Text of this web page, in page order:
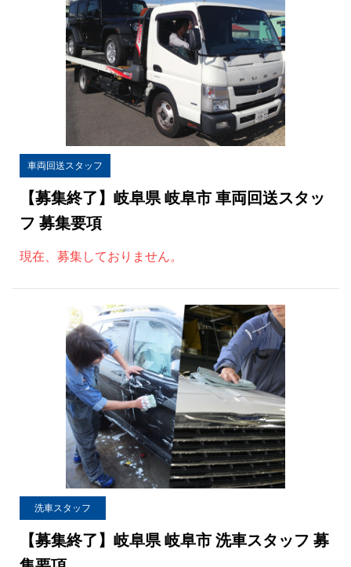
車両回送スタッフ
【募集終了】 岐阜県 岐阜市 車両回送スタッ
フ 募集要項
現在、募集しておりません。
洗車スタッフ
【募集終了】 岐阜県 岐阜市 洗車スタッフ 募